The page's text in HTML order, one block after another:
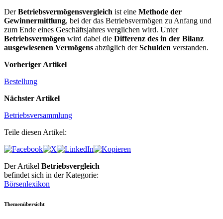
DerBetriebsvermögensvergleich ist eine Methode der
Gewinnermittlung, bei der das Betriebsvermögen zu Anfang und
zum Ende eines Geschäftsjahres verglichen wird. Unter
Betriebsvermö­gen wird dabei die Differenz des in der Bilanz
ausgewiesenen Vermögens ab­züglich derSchulden verstanden.
Vorheriger Artikel
Bestellung
Nächster Artikel
Betriebsversammlung
Teile diesen Artikel:
Der Artikel Betriebsvergleich
befindet sich in der Kategorie:
Börsenlexikon
Themenübersicht